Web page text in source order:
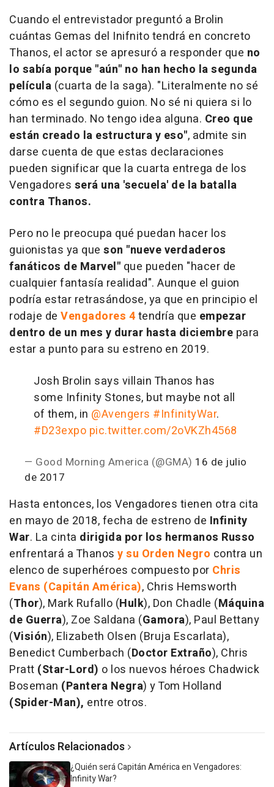
Cuando el entrevistador preguntó a Brolin
cuántas Gemas del Inifnito tendrá en concreto
Thanos, el actor se apresuró a responder que no
lo sabía porque "aún" no han hecho la segunda
película (cuarta de la saga). "Literalmente no sé
cómo es el segundo guion. No sé ni quiera si lo
han terminado. No tengo idea alguna. Creo que
están creado la estructura y eso", admite sin
darse cuenta de que estas declaraciones
pueden significar que la cuarta entrega de los
Vengadores será una 'secuela' de la batalla
contra Thanos.
Pero no le preocupa qué puedan hacer los
guionistas ya que son "nueve verdaderos
fanáticos de Marvel" que pueden "hacer de
cualquier fantasía realidad". Aunque el guion
podría estar retrasándose, ya que en principio el
rodaje de Vengadores 4tendría que empezar
dentro de un mes y durar hasta diciembre para
estar a punto para su estreno en 2019.
Josh Brolin says villain Thanos has
some Infinity Stones, but maybe not all
of them, in @Avengers #InfinityWar.
#D23expo pic.twitter.com/2oVKZh4568
— Good Morning America (@GMA) 16 de julio
de 2017
Hasta entonces, los Vengadores tienen otra cita
en mayo de 2018, fecha de estreno de Infinity
War. La cinta dirigida por los hermanos Russo
enfrentará a Thanos y su Orden Negro contra un
elenco de superhéroes compuesto por Chris
Evans (Capitán América), Chris Hemsworth
(Thor), Mark Rufallo (Hulk), Don Chadle (Máquina
de Guerra), Zoe Saldana (Gamora), Paul Bettany
(Visión), Elizabeth Olsen (Bruja Escarlata),
Benedict Cumberbach (Doctor Extraño), Chris
Pratt (Star-Lord) o los nuevos héroes Chadwick
Boseman (Pantera Negra) y Tom Holland
(Spider-Man), entre otros.
Artículos Relacionados
¿Quién será Capitán América en Vengadores:
Infinity War?